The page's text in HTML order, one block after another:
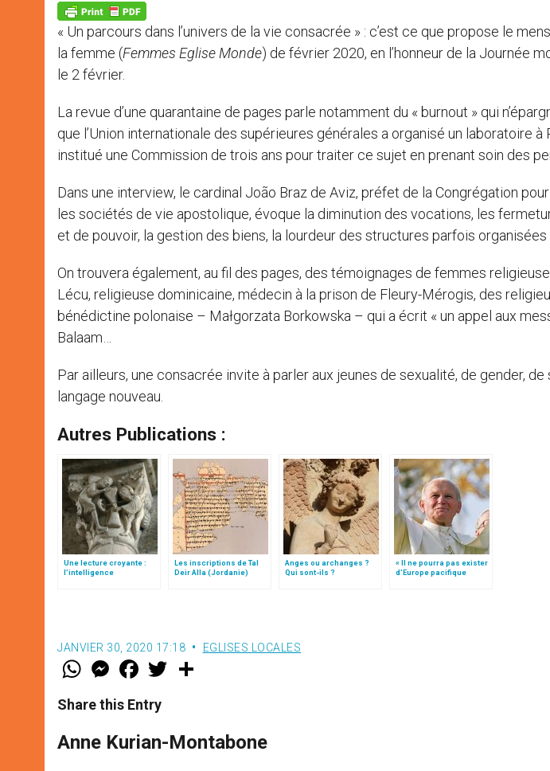
p
p
g
e
r
o
k
« Un parcours dans l’univers de la vie consacrée » : c’est ce que propose le
la femme (Femmes Eglise Monde) de février 2020, en l’honneur de la Journée
le 2 février.
La revue d’une quarantaine de pages parle notamment du « burnout » qui
que l’Union internationale des supérieures générales a organisé un laboratoire
institué une Commission de trois ans pour traiter ce sujet en prenant soin des
Dans une interview, le cardinal João Braz de Aviz, préfet de la Congrégation
les sociétés de vie apostolique, évoque la diminution des vocations, les
et de pouvoir, la gestion des biens, la lourdeur des structures parfois organisées
On trouvera également, au fil des pages, des témoignages de femmes
Lécu, religieuse dominicaine, médecin à la prison de Fleury-Mérogis, des
bénédictine polonaise – Małgorzata Borkowska – qui a écrit « un appel aux
Balaam…
Par ailleurs, une consacrée invite à parler aux jeunes de sexualité, de gender,
langage nouveau.
Autres Publications :
Une lecture croyante :
l’intelligence
Les inscriptions de Tal
Deir Alla (Jordanie)
Anges ou archanges ?
Qui sont-ils ?
« Il ne pourra pas exister
d’Europe pacifique
JANVIER 30, 2020 17:18 EGLISES LOCALES
W
t
s
p
p
M
e
s
e
g
e
F
a
e
b
o
k
w
r
Share this Entry
Anne Kurian-Montabone